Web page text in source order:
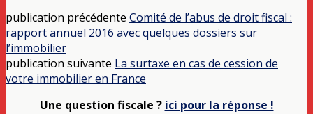
publication précédente Comité de l’abus de droit fiscal :
rapport annuel 2016 avec quelques dossiers sur
l’immobilier
publication suivante La surtaxe en cas de cession de
votre immobilier en France
Une question fiscale ? ici pour la réponse !